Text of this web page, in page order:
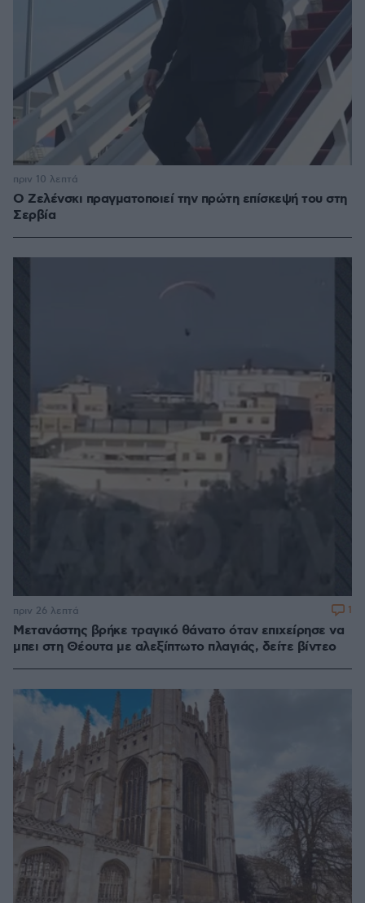
Ο Ζελένσκι πραγματοποιεί την πρώτη επίσκεψή του στη
Σερβία
πριν 10 λεπτά
Μετανάστης βρήκε τραγικό θάνατο όταν επιχείρησε να
μπει στη Θέουτα με αλεξίπτωτο πλαγιάς, δείτε βίντεο
πριν 26 λεπτά 1